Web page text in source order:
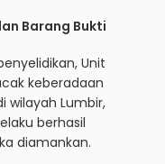
Barang Bukti
Unit
keberadaan
wilayah Lumbir,
berhasil
diamankan.